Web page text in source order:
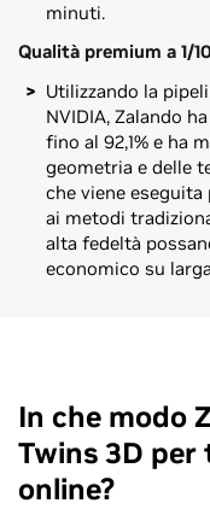
minuti.
Qualità premium a 1/
Utilizzando la
NVIDIA, Zalando
fino al 92,1% e ha
geometria e delle
che viene
ai metodi
alta fedeltà
economico su
In che modo
Twins 3D
online?